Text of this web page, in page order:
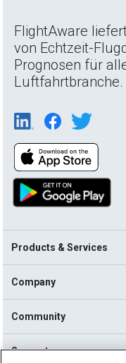
FlightAware
von Echtzeit-
Prognosen für
Luftfahrtbranche.
Products & Services
Company
Community
Support